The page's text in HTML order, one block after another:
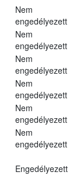
Nem
engedélyezett
Nem
engedélyezett
Nem
engedélyezett
Nem
engedélyezett
Nem
engedélyezett
Nem
engedélyezett
Engedélyezett